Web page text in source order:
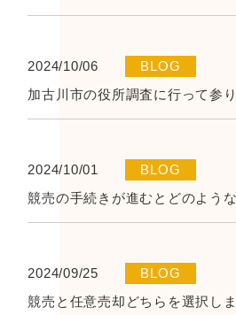
2024/10/06
BLOG
加古川市の役所調査に行って参
2024/10/01
BLOG
2024/09/25
BLOG
競売と任意売却どちらを選択し